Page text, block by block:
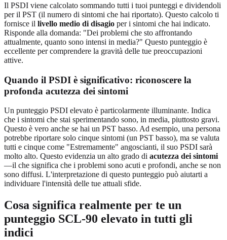
Il PSDI viene calcolato sommando tutti i tuoi punteggi e dividendoli
per il PST (il numero di sintomi che hai riportato). Questo calcolo ti
fornisce il livello medio di disagio per i sintomi che hai indicato.
Risponde alla domanda: "Dei problemi che sto affrontando
attualmente, quanto sono intensi in media?" Questo punteggio è
eccellente per comprendere la gravità delle tue preoccupazioni
attive.
Quando il PSDI è significativo: riconoscere la
profonda acutezza dei sintomi
Un punteggio PSDI elevato è particolarmente illuminante. Indica
che i sintomi che stai sperimentando sono, in media, piuttosto gravi.
Questo è vero anche se hai un PST basso. Ad esempio, una persona
potrebbe riportare solo cinque sintomi (un PST basso), ma se valuta
tutti e cinque come "Estremamente" angoscianti, il suo PSDI sarà
molto alto. Questo evidenzia un alto grado di acutezza dei sintomi
—il che significa che i problemi sono acuti e profondi, anche se non
sono diffusi. L'interpretazione di questo punteggio può aiutarti a
individuare l'intensità delle tue attuali sfide.
Cosa significa realmente per te un
punteggio SCL-90 elevato in tutti gli
indici